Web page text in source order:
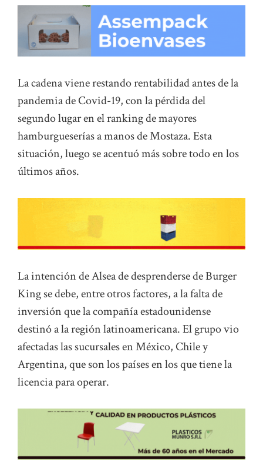
La cadena viene restando rentabilidad antes de la
pandemia de Covid-19, con la pérdida del
segundo lugar en el ranking de mayores
hamburgueserías a manos de Mostaza. Esta
situación, luego se acentuó más sobre todo en los
últimos años.
La intención de Alsea de desprenderse de Burger
King se debe, entre otros factores, a la falta de
inversión que la compañía estadounidense
destinó a la región latinoamericana. El grupo vio
afectadas las sucursales en México, Chile y
Argentina, que son los países en los que tiene la
licencia para operar.